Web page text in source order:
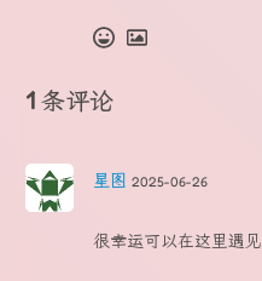
1 条评论
星图 2025-06-26
很幸运可以在这里遇